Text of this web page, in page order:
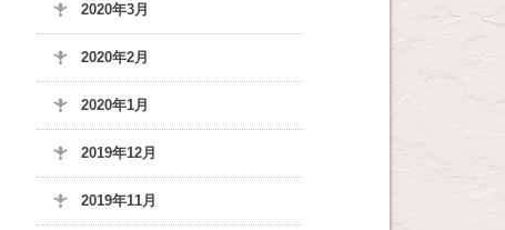
2020年3月
2020年2月
2020年1月
2019年12月
2019年11月